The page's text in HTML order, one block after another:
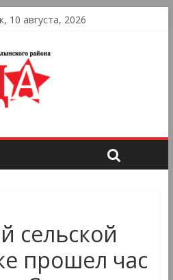
10 августа, 2026
сельской
прошел час